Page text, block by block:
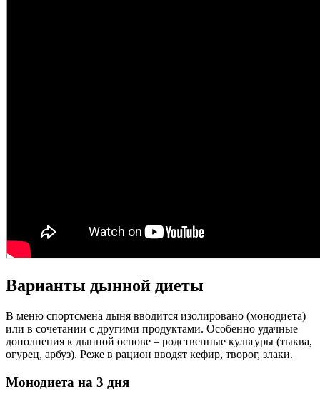
Варианты дынной диеты
В меню спортсмена дыня вводится изолировано (монодиета)
или в сочетании с другими продуктами. Особенно удачные
дополнения к дынной основе – родственные культуры (тыква,
огурец, арбуз). Реже в рацион вводят кефир, творог, злаки.
Монодиета на 3 дня